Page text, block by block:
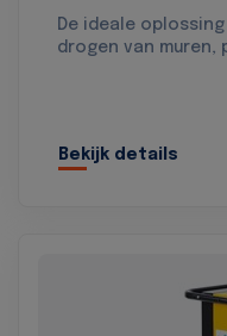
De ideale
drogen van muren,
Bekijk details